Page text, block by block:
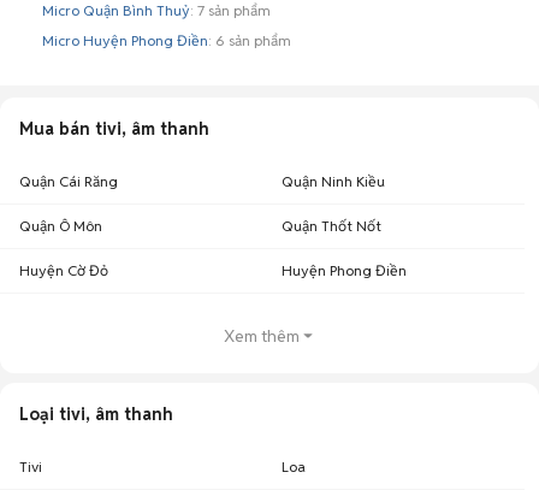
Micro Quận Bình Thuỷ: 7 sản phẩm
Micro Huyện Phong Điền: 6 sản phẩm
Mua bán tivi, âm thanh
Quận Cái Răng Quận Ninh Kiều
Quận Ô Môn Quận Thốt Nốt
Huyện Cờ Đỏ Huyện Phong Điền
Xem thêm
Loại tivi, âm thanh
Tivi Loa